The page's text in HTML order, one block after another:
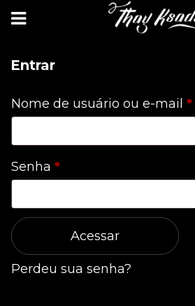
Entrar
Nome de usuário ou e-mail *
Senha *Obrigatório
Acessar
Perdeu sua senha?